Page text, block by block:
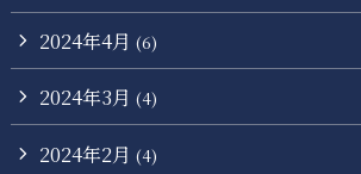
2024年4月 (6)
2024年3月 (4)
2024年2月 (4)